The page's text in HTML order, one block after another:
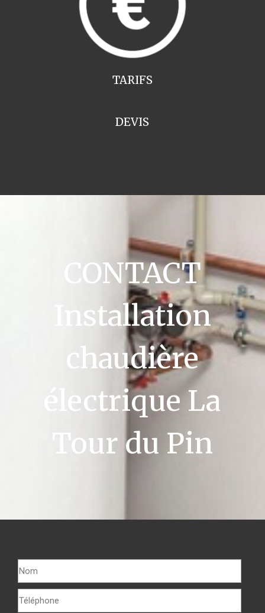
TARIFS
DEVIS
CONTACT
Installation
chaudière
électrique La
Tour du Pin